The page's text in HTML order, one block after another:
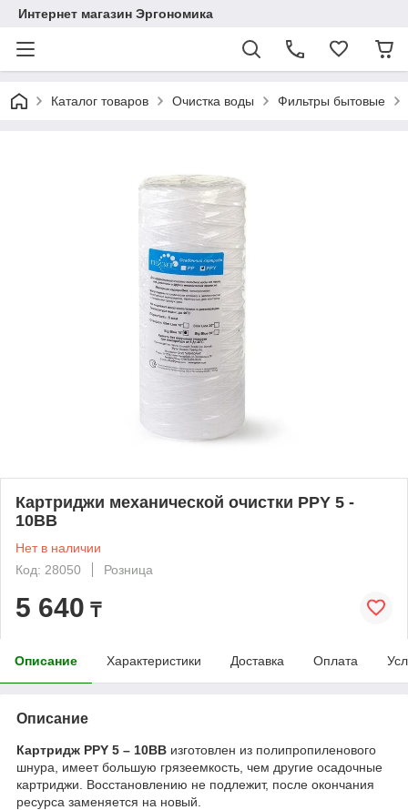
Интернет магазин Эргономика
Каталог товаров Очистка воды Фильтры бытовые
Картриджи механической очистки PPY 5 -
10BB
Нет в наличии
Код: 28050
Розница
5 640 ₸
Описание Характеристики Доставка Оплата
Описание
Картридж PPY 5 – 10ВВ изготовлен из полипропиленового
шнура, имеет большую грязеемкость, чем другие осадочные
картриджи. Восстановлению не подлежит, после окончания
ресурса заменяется на новый.